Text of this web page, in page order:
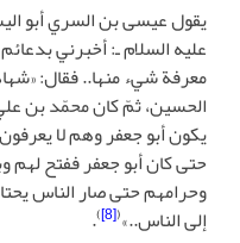
يقول عيسى بن السري أبو
عليه السلام ـ: أخبرني
معرفة شيء منها.. فقال:
الحسين، ثمّ كان محمّد بن
يكون أبو جعفر وهم لا
حتى كان أبو جعفر ففتح
وحرامهم حتى صار الناس
إلى الناس..»(
[8]
)
.